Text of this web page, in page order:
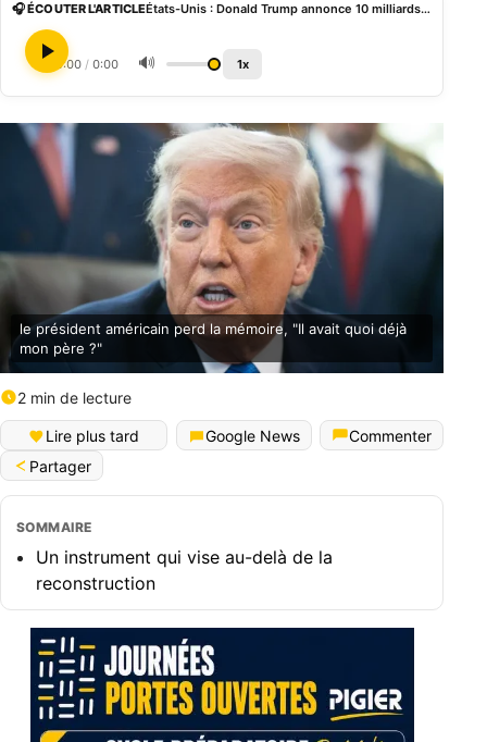
🎧 ÉCOUTER L'ARTICLE États-Unis : Donald Trump annonce 10 milliards de dollars au «Conseil de paix» pour la reconstruction de Gaza
0:00 / 0:00 🔊 1x
le président américain perd la mémoire, "Il avait quoi déjà
mon père ?"
2 min de lecture
Lire plus tard Google News
Commenter
Partager
SOMMAIRE
Un instrument qui vise au-delà de la
reconstruction